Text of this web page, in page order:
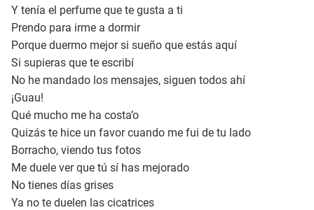
Y tenía el perfume que te gusta a ti
Prendo para irme a dormir
Porque duermo mejor si sueño que estás aquí
Si supieras que te escribí
No he mandado los mensajes, siguen todos ahí
¡Guau!
Qué mucho me ha costa’o
Quizás te hice un favor cuando me fui de tu lado
Borracho, viendo tus fotos
Me duele ver que tú sí has mejorado
No tienes días grises
Ya no te duelen las cicatrices